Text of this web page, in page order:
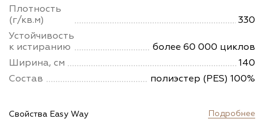
Плотность
(г/кв.м)
330
Устойчивость
к истиранию
более 60 000 циклов
Ширина, см
140
Состав
полиэстер (PES) 100%
Свойства Easy Way Подробнее